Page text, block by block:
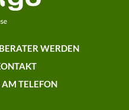
BERATER WERDEN
TELEFON